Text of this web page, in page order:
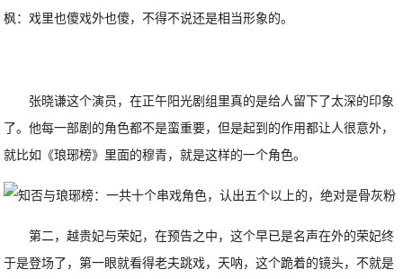
枫：戏里也傻戏外也傻，不得不说还是相当形象的。
张晓谦这个演员，在正午阳光剧组里真的是给人留下了太深的印象
了。他每一部剧的角色都不是蛮重要，但是起到的作用都让人很意外，
就比如《琅琊榜》里面的穆青，就是这样的一个角色。
第二，越贵妃与荣妃，在预告之中，这个早已是名声在外的荣妃终
于是登场了，第一眼就看得老夫跳戏，天呐，这个跪着的镜头，不就是